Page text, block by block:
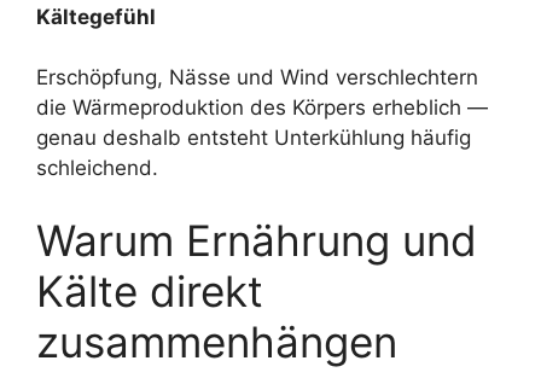
Kältegefühl
Erschöpfung, Nässe und Wind verschlechtern
die Wärmeproduktion des Körpers erheblich —
genau deshalb entsteht Unterkühlung häufig
schleichend.
Warum Ernährung und
Kälte direkt
zusammenhängen